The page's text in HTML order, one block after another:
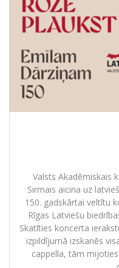
Valsts Akadēmiskais
Sirmais aicina uz
150. gadskārtai veltītu
Rīgas Latviešu
Skatīties koncerta
izpildījumā izskanēs
cappella, tām